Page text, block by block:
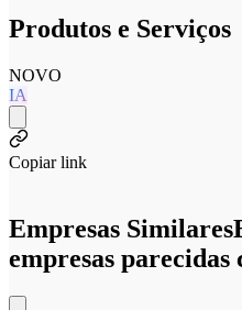
Produtos e Serviços
NOVO
IA
Copiar link
Empresas Similares
empresas parecidas